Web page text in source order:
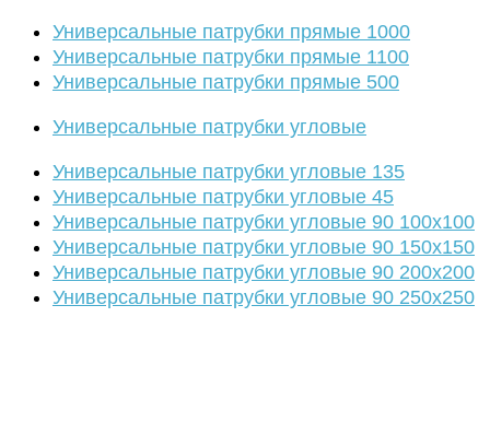
Универсальные патрубки прямые 1000
Универсальные патрубки прямые 1100
Универсальные патрубки прямые 500
Универсальные патрубки угловые
Универсальные патрубки угловые 135
Универсальные патрубки угловые 45
Универсальные патрубки угловые 90 100х100
Универсальные патрубки угловые 90 150х150
Универсальные патрубки угловые 90 200х200
Универсальные патрубки угловые 90 250х250